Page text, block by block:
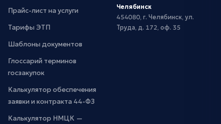
Прайс-лист на услуги
Тарифы ЭТП
Шаблоны документов
Глоссарий терминов
госзакупок
Калькулятор обеспечения
заявки и контракта 44-ФЗ
Калькулятор НМЦК —
Челябинск
454080, г. Челябинск, ул.
Труда, д. 172, оф. 35